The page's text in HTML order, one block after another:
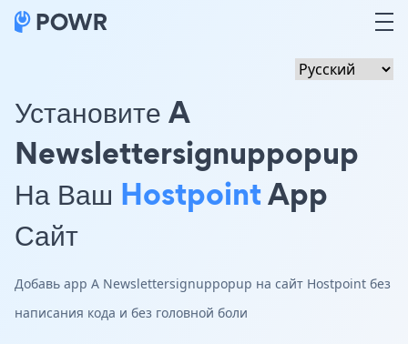
Установите A
Newslettersignuppopup
На Ваш HostpointApp
Сайт
Добавь app A Newslettersignuppopup на сайт Hostpoint без
написания кода и без головной боли